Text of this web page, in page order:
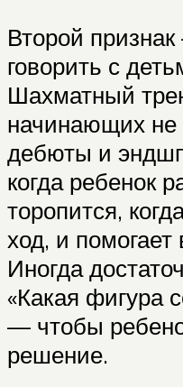
Второй
говорить с
Шахматный
начинающих не
дебюты и
когда ребенок
торопится,
ход, и помогает
Иногда
«Какая фигура
— чтобы
решение.